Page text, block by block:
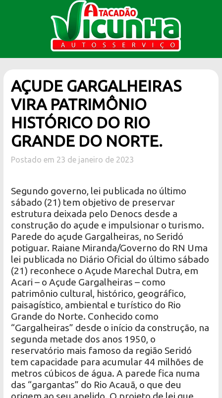
AÇUDE GARGALHEIRAS
VIRA PATRIMÔNIO
HISTÓRICO DO RIO
GRANDE DO NORTE.
Postado em 23 de janeiro de 2023
Segundo governo, lei publicada no último
sábado (21) tem objetivo de preservar
estrutura deixada pelo Denocs desde a
construção do açude e impulsionar o turismo.
Parede do açude Gargalheiras, no Seridó
potiguar. Raiane Miranda/Governo do RN Uma
lei publicada no Diário Oficial do último sábado
(21) reconhece o Açude Marechal Dutra, em
Acari – o Açude Gargalheiras – como
patrimônio cultural, histórico, geográfico,
paisagístico, ambiental e turístico do Rio
Grande do Norte. Conhecido como
“Gargalheiras” desde o início da construção, na
segunda metade dos anos 1950, o
reservatório mais famoso da região Seridó
tem capacidade para acumular 44 milhões de
metros cúbicos de água. A parede fica numa
das “gargantas” do Rio Acauã, o que deu